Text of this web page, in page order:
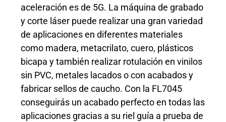
aceleración es de 5G. La máquina de grabado
y corte láser puede realizar una gran variedad
de aplicaciones en diferentes materiales
como madera, metacrilato, cuero, plásticos
bicapa y también realizar rotulación en vinilos
sin PVC, metales lacados o con acabados y
fabricar sellos de caucho. Con la FL7045
conseguirás un acabado perfecto en todas las
aplicaciones gracias a su riel guía a prueba de